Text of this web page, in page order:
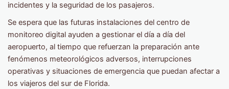
incidentes y la seguridad de los pasajeros.
Se espera que las futuras instalaciones del centro de
monitoreo digital ayuden a gestionar el día a día del
aeropuerto, al tiempo que refuerzan la preparación ante
fenómenos meteorológicos adversos, interrupciones
operativas y situaciones de emergencia que puedan afectar a
los viajeros del sur de Florida.